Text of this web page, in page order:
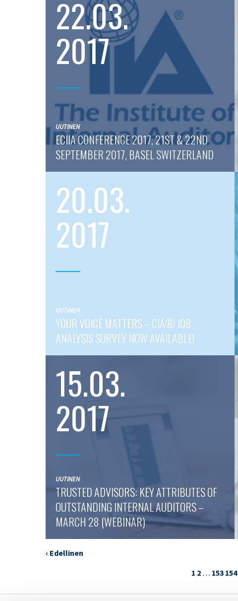
22.03.
2017
UUTINEN
ECIIA CONFERENCE 2017, 21ST & 22ND
SEPTEMBER 2017, BASEL SWITZERLAND
20.03.
2017
UUTINEN
YOUR VOICE MATTERS – CIA® JOB
ANALYSIS SURVEY NOW AVAILABLE!
15.03.
2017
UUTINEN
TRUSTED ADVISORS: KEY ATTRIBUTES OF
OUTSTANDING INTERNAL AUDITORS –
MARCH 28 (WEBINAR)
‹ Edellinen
1 2 … 153 154